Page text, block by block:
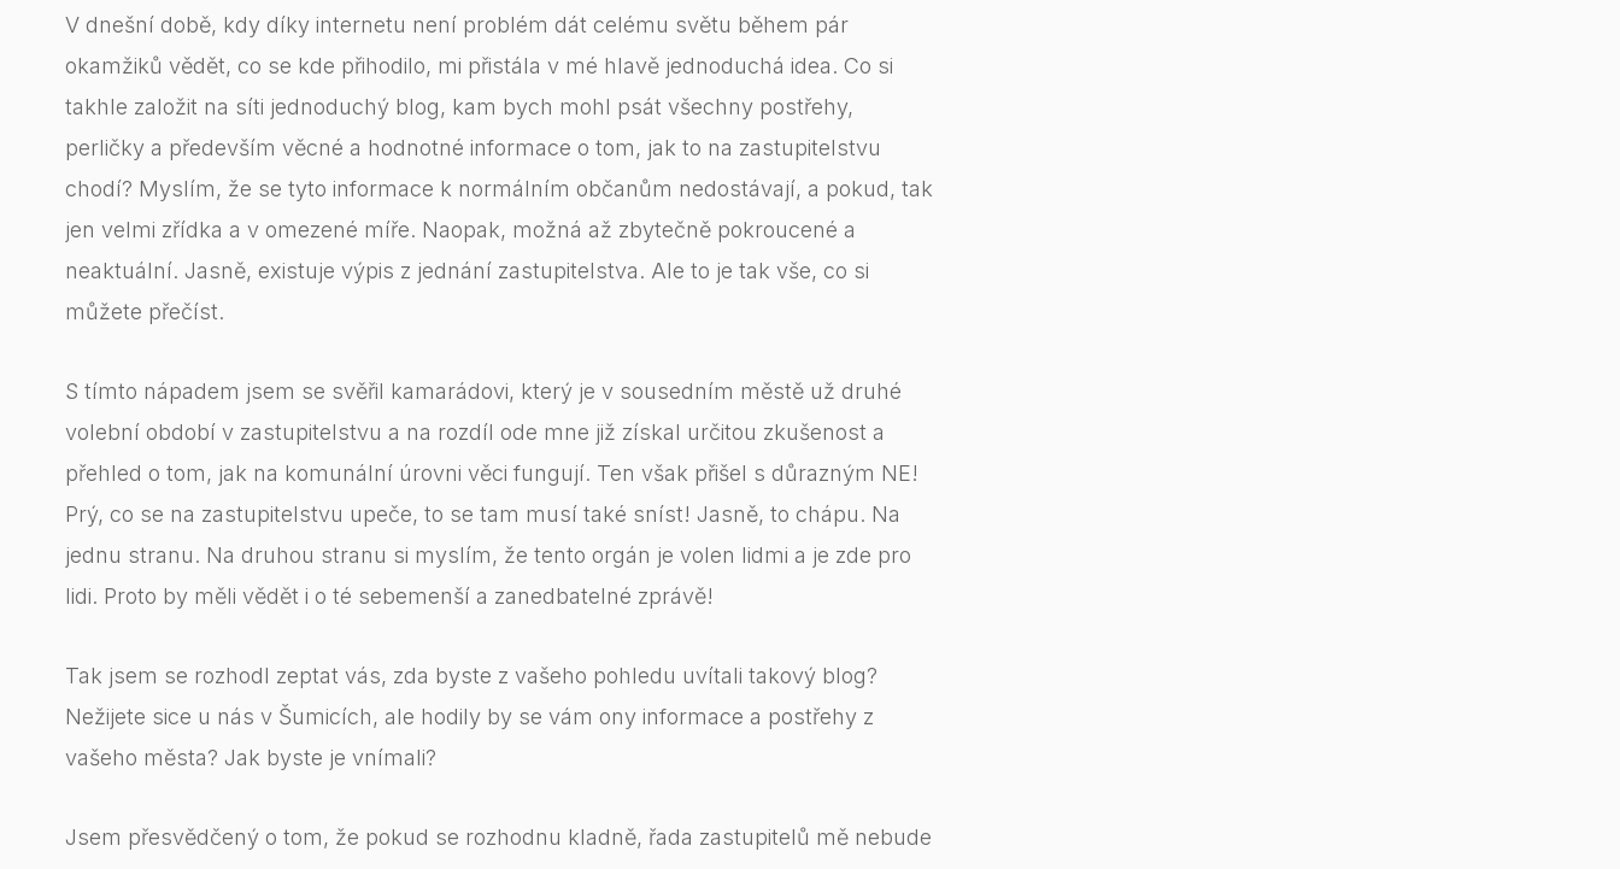
V dnešní době, kdy díky internetu není problém dát celému světu během pár
okamžiků vědět, co se kde přihodilo, mi přistála v mé hlavě jednoduchá idea. Co si
takhle založit na síti jednoduchý blog, kam bych mohl psát všechny postřehy,
perličky a především věcné a hodnotné informace o tom, jak to na zastupitelstvu
chodí? Myslím, že se tyto informace k normálním občanům nedostávají, a pokud, tak
jen velmi zřídka a v omezené míře. Naopak, možná až zbytečně pokroucené a
neaktuální. Jasně, existuje výpis z jednání zastupitelstva. Ale to je tak vše, co si
můžete přečíst.
S tímto nápadem jsem se svěřil kamarádovi, který je v sousedním městě už druhé
volební období v zastupitelstvu a na rozdíl ode mne již získal určitou zkušenost a
přehled o tom, jak na komunální úrovni věci fungují. Ten však přišel s důrazným NE!
Prý, co se na zastupitelstvu upeče, to se tam musí také sníst! Jasně, to chápu. Na
jednu stranu. Na druhou stranu si myslím, že tento orgán je volen lidmi a je zde pro
lidi. Proto by měli vědět i o té sebemenší a zanedbatelné zprávě!
Tak jsem se rozhodl zeptat vás, zda byste z vašeho pohledu uvítali takový blog?
Nežijete sice u nás v Šumicích, ale hodily by se vám ony informace a postřehy z
vašeho města? Jak byste je vnímali?
Jsem přesvědčený o tom, že pokud se rozhodnu kladně, řada zastupitelů mě nebude